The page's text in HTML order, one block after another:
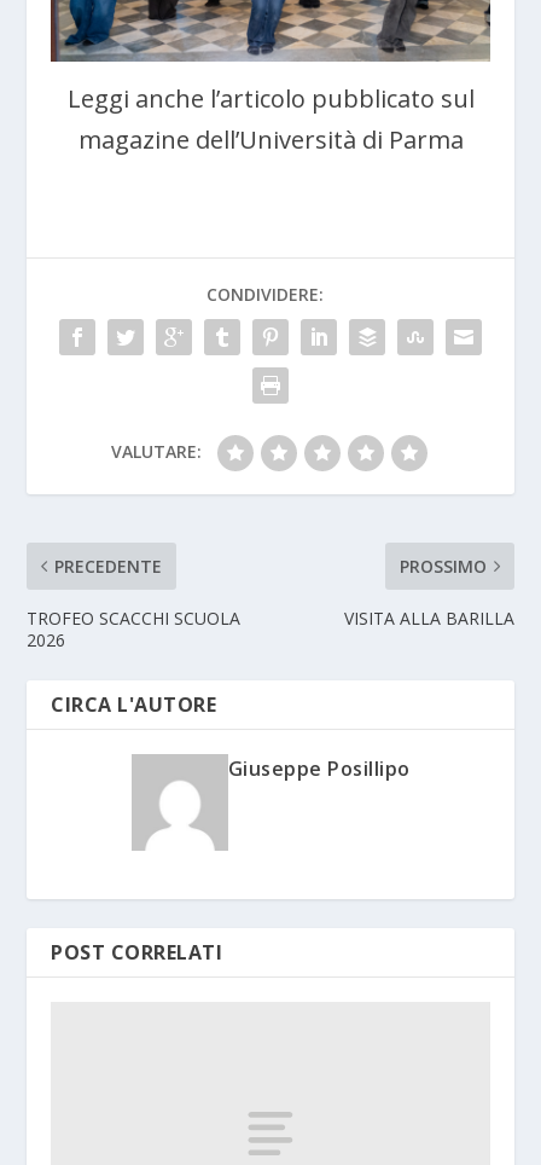
Leggi anche l’articolo pubblicato sul
magazine dell’Università di Parma
CONDIVIDERE:
VALUTARE:
PRECEDENTE
TROFEO SCACCHI SCUOLA
2026
PROSSIMO
VISITA ALLA BARILLA
CIRCA L'AUTORE
Giuseppe Posillipo
POST CORRELATI